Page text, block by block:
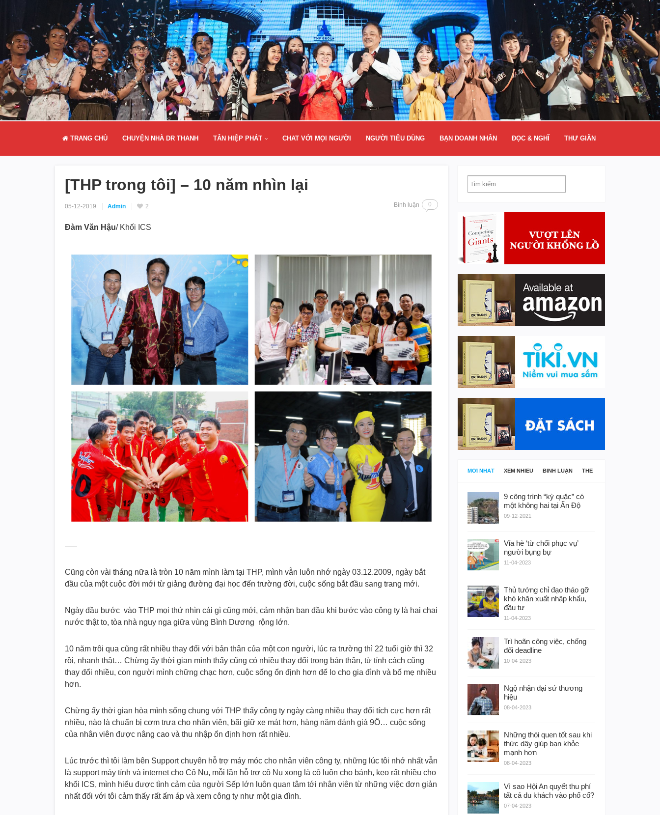
TRANG CHỦ CHUYỆN NHÀ DR THANH TÂN HIỆP PHÁT CHAT VỚI MỌI NGƯỜI NGƯỜI TIÊU DÙNG BẠN DOANH NHÂN ĐỌC & NGHĨ THƯ GIÃN
[THP trong tôi] – 10 năm nhìn lại
05-12-2019 Admin 2 Bình luận 0
Đàm Văn Hậu/ Khối ICS
—–
Cũng còn vài tháng nữa là tròn 10 năm mình làm tại THP, mình vẫn luôn nhớ ngày 03.12.2009, ngày bắt
đầu của một cuộc đời mới từ giảng đường đại học đến trường đời, cuộc sống bắt đầu sang trang mới.
Ngày đầu bước vào THP mọi thứ nhìn cái gì cũng mới, cảm nhận ban đầu khi bước vào công ty là hai chai
nước thật to, tòa nhà nguy nga giữa vùng Bình Dương rộng lớn.
10 năm trôi qua cũng rất nhiều thay đổi với bản thân của một con người, lúc ra trường thì 22 tuổi giờ thì 32
rồi, nhanh thật… Chừng ấy thời gian mình thấy cũng có nhiều thay đổi trong bản thân, từ tính cách cũng
thay đổi nhiều, con người mình chững chạc hơn, cuộc sống ổn định hơn để lo cho gia đình và bố mẹ nhiều
hơn.
Chừng ấy thời gian hòa mình sống chung với THP thấy công ty ngày càng nhiều thay đổi tích cực hơn rất
nhiều, nào là chuẩn bị cơm trưa cho nhân viên, bãi giữ xe mát hơn, hàng năm đánh giá 9Ô… cuộc sống
của nhân viên được nâng cao và thu nhập ổn định hơn rất nhiều.
Lúc trước thì tôi làm bên Support chuyên hỗ trợ máy móc cho nhân viên công ty, những lúc tôi nhớ nhất vẫn
là support máy tính và internet cho Cô Nụ, mỗi lần hỗ trợ cô Nụ xong là cô luôn cho bánh, kẹo rất nhiều cho
khối ICS, mình hiểu được tình cảm của người Sếp lớn luôn quan tâm tới nhân viên từ những việc đơn giản
nhất đối với tôi cảm thấy rất ấm áp và xem công ty như một gia đình.
MỚI NHẤT XEM NHIỀU BÌNH LUẬN THẺ
9 công trình “kỳ quặc” có
một không hai tại Ấn Độ
09-12-2021
Vỉa hè ‘từ chối phục vụ’
người bụng bự
11-04-2023
Thủ tướng chỉ đạo tháo gỡ
khó khăn xuất nhập khẩu,
đầu tư
11-04-2023
Trì hoãn công việc, chống
đối deadline
10-04-2023
Ngộ nhận đại sứ thương
hiệu
08-04-2023
Những thói quen tốt sau khi
thức dậy giúp bạn khỏe
mạnh hơn
08-04-2023
Vì sao Hội An quyết thu phí
tất cả du khách vào phố cổ?
07-04-2023